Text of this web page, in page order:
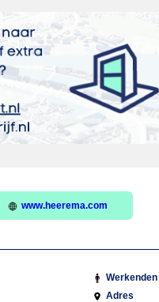
www.heerema.com
Werkenden
Adres